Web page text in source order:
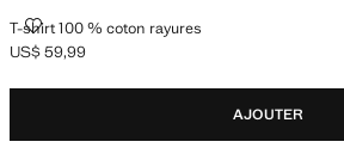
T-shirt 100 % coton rayures
T-SHIRT 100 % COTON RAYURES
Prix actuel [US$ 59,99 ]
US$ 59,99
AJOUTER